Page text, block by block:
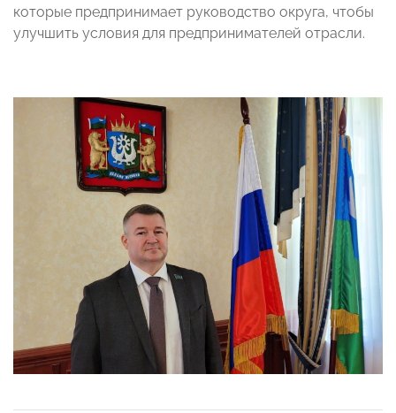
которые предпринимает руководство округа, чтобы
улучшить условия для предпринимателей отрасли.